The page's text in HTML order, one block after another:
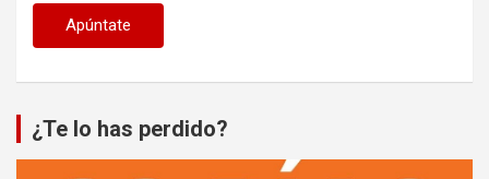
¿Te lo has perdido?